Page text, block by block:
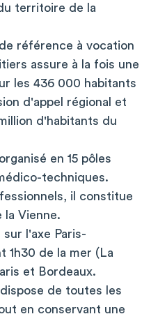
territoire de la
référence à vocation
assure à la fois une
les 436 000 habitants
d'appel régional et
d'habitants du
en 15 pôles
techniques.
il constitue
la Vienne.
l'axe Paris-
1h30 de la mer (La
et Bordeaux.
de toutes les
en conservant une